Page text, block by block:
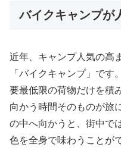
バイクキャンプが
近年、キャンプ人気の高
「バイクキャンプ」で
要最低限の荷物だけを積
向かう時間そのものが旅
の中へ向かうと、街中で
色を全身で味わうことが